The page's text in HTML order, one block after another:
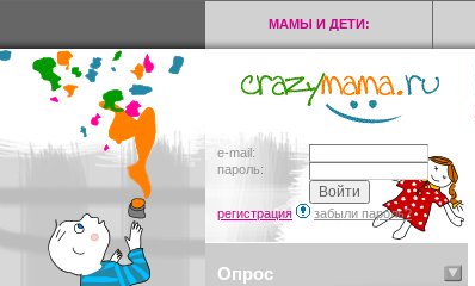
МАМЫ И ДЕТИ:
e-mail:
пароль:
регистрация забыли пароль?
Опрос